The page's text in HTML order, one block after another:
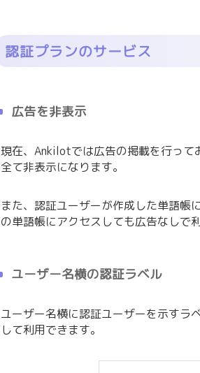
認証プランのサービス
広告を非表示
現在、Ankilotでは広告の掲載を行っ
全て非表示になります。
また、認証ユーザーが作成した単語帳
の単語帳にアクセスしても広告なしで
ユーザー名横の認証ラベル
ユーザー名横に認証ユーザーを示すラ
して利用できます。